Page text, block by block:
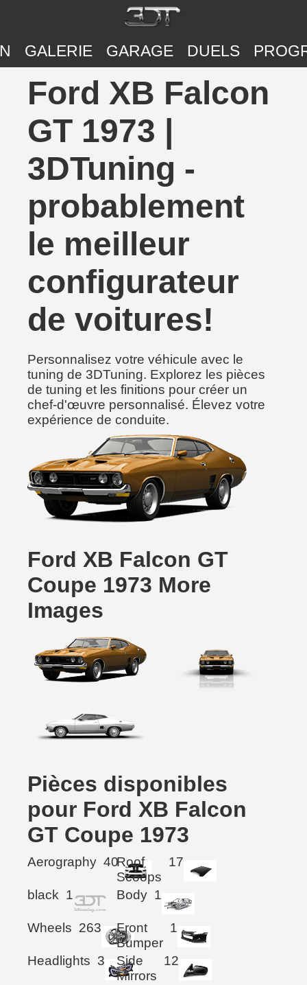
GALERIE GARAGE DUELS
Ford XB Falcon
GT 1973 |
3DTuning -
probablement
le meilleur
configurateur
de voitures!
Personnalisez votre véhicule avec le
tuning de 3DTuning. Explorez les pièces
de tuning et les finitions pour créer un
chef-d'œuvre personnalisé. Élevez votre
expérience de conduite.
Ford XB Falcon GT
Coupe 1973 More
Images
Pièces disponibles
pour Ford XB Falcon
GT Coupe 1973
Aerography 40Roof
Scoops
17
black 1 Body 1
Wheels 263
Front
Bumper
1
Headlights 3
Side
Mirrors
12